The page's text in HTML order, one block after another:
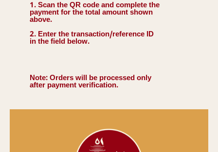
1. Scan the QR code and complete the
payment for the total amount shown
above.
2. Enter the transaction/reference ID
in the field below.
Note: Orders will be processed only
after payment verification.